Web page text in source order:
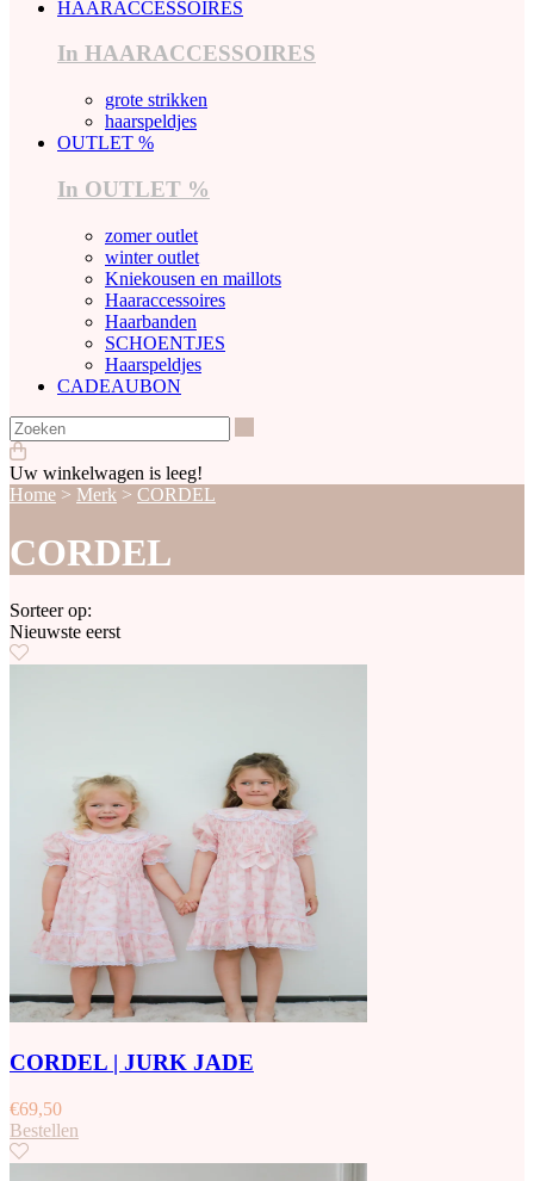
HAARACCESSOIRES
In HAARACCESSOIRES
grote strikken
haarspeldjes
OUTLET %
In OUTLET %
zomer outlet
winter outlet
Kniekousen en maillots
Haaraccessoires
Haarbanden
SCHOENTJES
Haarspeldjes
CADEAUBON
Uw winkelwagen is leeg!
Home > Merk > CORDEL
CORDEL
Sorteer op:
Nieuwste eerst
CORDEL | JURK JADE
€69,50
Bestellen